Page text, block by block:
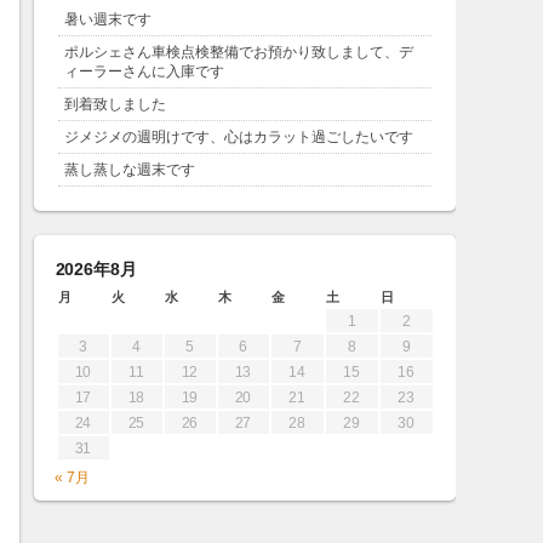
暑い週末です
ポルシェさん車検点検整備でお預かり致しまして、デ
ィーラーさんに入庫です
到着致しました
ジメジメの週明けです、心はカラット過ごしたいです
蒸し蒸しな週末です
2026年8月
月 火 水 木 金 土 日
1
2
3
4 5 6 7 8
9
10
11 12 13 14 15
16
17
18 19 20 21 22
23
24
25 26 27 28 29
30
31
« 7月